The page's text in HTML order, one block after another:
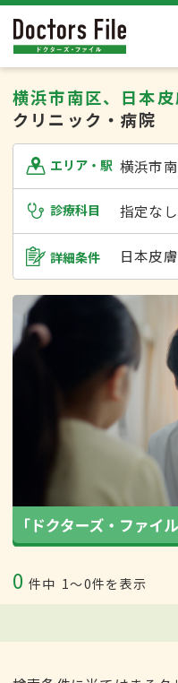
横浜市南区、日本
クリニック・病院
エリア・駅 横浜市
診療科目 指定なし
詳細条件 日本皮
0 件中 1〜0件を表示